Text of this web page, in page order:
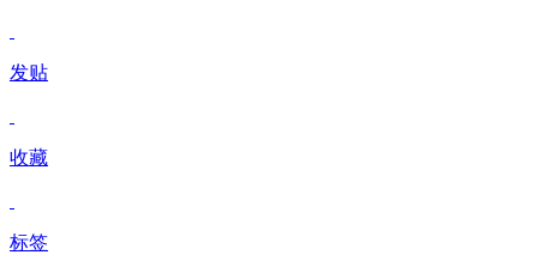
发贴
收藏
标签